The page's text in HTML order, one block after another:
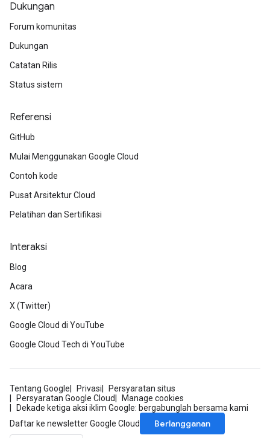
Dukungan
Forum komunitas
Dukungan
Catatan Rilis
Status sistem
Referensi
GitHub
Mulai Menggunakan Google Cloud
Contoh kode
Pusat Arsitektur Cloud
Pelatihan dan Sertifikasi
Interaksi
Blog
Acara
X (Twitter)
Google Cloud di YouTube
Google Cloud Tech di YouTube
Tentang Google Privasi
Persyaratan situs
Persyaratan Google Cloud
Manage cookies
Dekade ketiga aksi iklim Google: bergabunglah bersama kami
Daftar ke newsletter Google Cloud
Berlangganan